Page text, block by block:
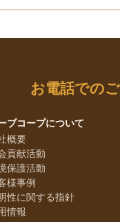
お電話での
ブコープについて
概要
貢献活動
保護活動
様事例
性に関する指針
情報